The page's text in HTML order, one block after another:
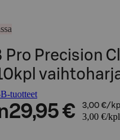
Pro Precision
tuotteet
29,95 € 3,00 €/kpl
3,00 €/kpl